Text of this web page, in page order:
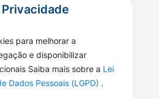
Privacidade
para melhorar a
e disponibilizar
Saiba mais sobre a Lei
Dados Pessoais (LGPD) .